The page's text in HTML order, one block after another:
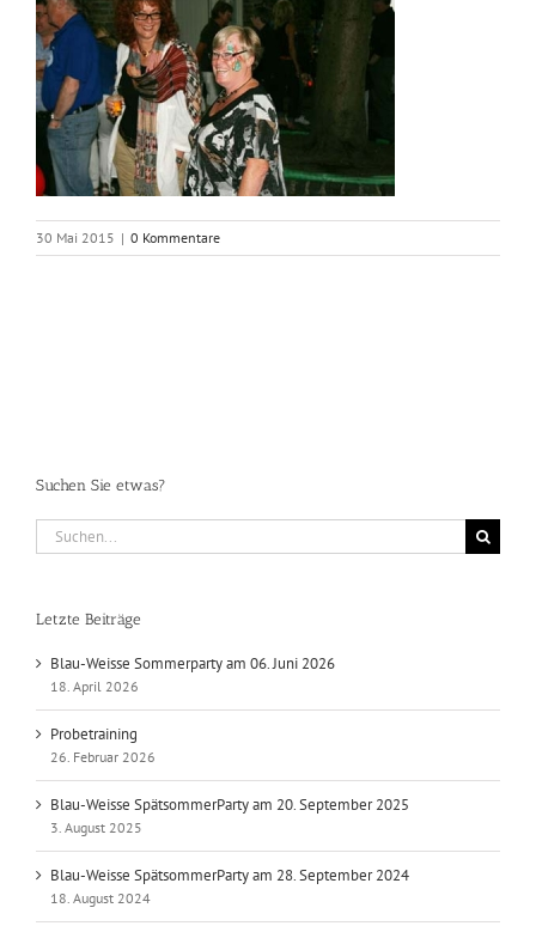
30 Mai 2015 | 0 Kommentare
Suchen Sie etwas?
Suche
nach:
Letzte Beiträge
Blau-Weisse Sommerparty am 06. Juni 2026
18. April 2026
Probetraining
26. Februar 2026
Blau-Weisse SpätsommerParty am 20. September 2025
3. August 2025
Blau-Weisse SpätsommerParty am 28. September 2024
18. August 2024